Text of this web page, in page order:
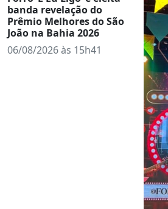
banda revelação do
Prêmio Melhores do São
João na Bahia 2026
06/08/2026 às 15h41